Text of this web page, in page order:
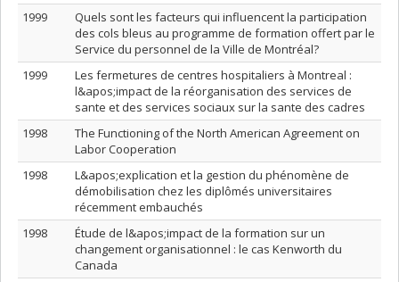
1999
Quels sont les facteurs qui influencent la participation
des cols bleus au programme de formation offert par le
Service du personnel de la Ville de Montréal?
1999
Les fermetures de centres hospitaliers à Montreal :
l&apos;impact de la réorganisation des services de
sante et des services sociaux sur la sante des cadres
1998
The Functioning of the North American Agreement on
Labor Cooperation
1998
L&apos;explication et la gestion du phénomène de
démobilisation chez les diplômés universitaires
récemment embauchés
1998
Étude de l&apos;impact de la formation sur un
changement organisationnel : le cas Kenworth du
Canada